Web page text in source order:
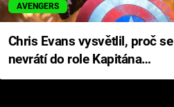
AVENGERS
Chris Evans vysvětlil, proč se
nevrátí do role Kapitána
Ameriky